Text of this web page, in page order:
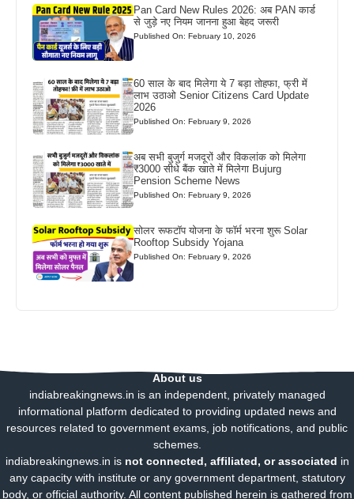
Pan Card New Rules 2026: अब PAN कार्ड
से जुड़े नए नियम जानना हुआ बेहद जरूरी
Published On: February 10, 2026
60 साल के बाद मिलेगा ये 7 बड़ा तोहफा, फ्री में
लाभ उठाओ Senior Citizens Card Update
2026
Published On: February 9, 2026
अब सभी बुजुर्ग मजदूरों और विकलांक को मिलेगा
₹3000 सीधे बैंक खाते में मिलेगा Bujurg
Pension Scheme News
Published On: February 9, 2026
सोलर रूफटॉप योजना के फॉर्म भरना शुरू Solar
Rooftop Subsidy Yojana
Published On: February 9, 2026
About us
indiabreakingnews.in is an independent, privately managed
informational platform dedicated to providing updated news and
resources related to government exams, job notifications, and public
schemes.
indiabreakingnews.in is not connected, affiliated, or associated in
any capacity with institute or any government department, statutory
body, or official authority. All content published herein is gathered from